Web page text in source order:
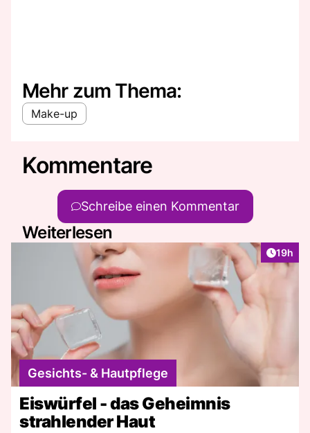
Mehr zum Thema:
Make-up
Kommentare
Schreibe einen Kommentar
Weiterlesen
Artikel
19h
Gesichts- & Hautpflege
Eiswürfel - das Geheimnis
strahlender Haut